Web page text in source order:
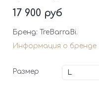
17 900 руб
Бренд: TreBarraBi.
Информация о бренде
Размер